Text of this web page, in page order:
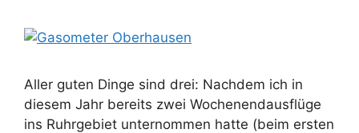
Aller guten Dinge sind drei: Nachdem ich in
diesem Jahr bereits zwei Wochenendausflüge
ins Ruhrgebiet unternommen hatte (beim ersten